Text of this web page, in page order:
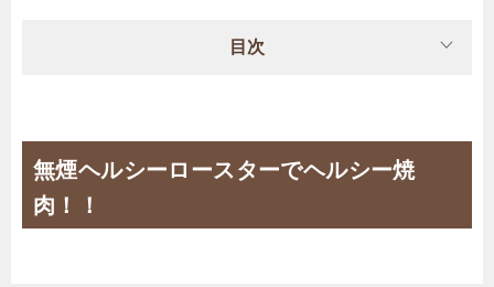
目次
無煙ヘルシーロースターでヘルシー焼
肉！！